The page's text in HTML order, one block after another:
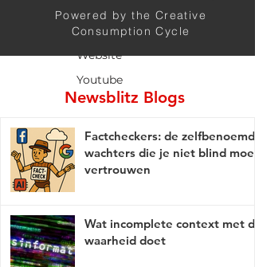
Facebook
Website
Youtube
Newsblitz Blogs
Factcheckers: de zelfbenoemde
wachters die je niet blind moet
vertrouwen
Wat incomplete context met de
waarheid doet
Powered by the Creative
Consumption Cycle